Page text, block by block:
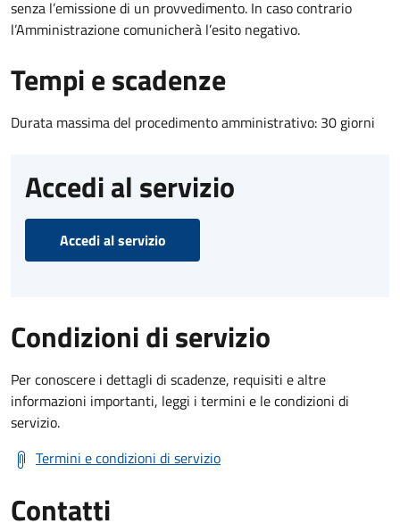
senza l’emissione di un provvedimento. In caso contrario
l’Amministrazione comunicherà l’esito negativo.
Tempi e scadenze
Durata massima del procedimento amministrativo: 30 giorni
Accedi al servizio
Accedi al servizio
Condizioni di servizio
Per conoscere i dettagli di scadenze, requisiti e altre
informazioni importanti, leggi i termini e le condizioni di
servizio.
Termini e condizioni di servizio
Contatti